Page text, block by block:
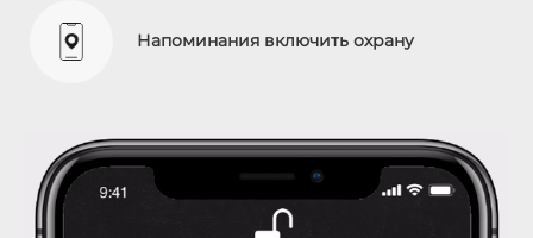
Напоминания включить охрану